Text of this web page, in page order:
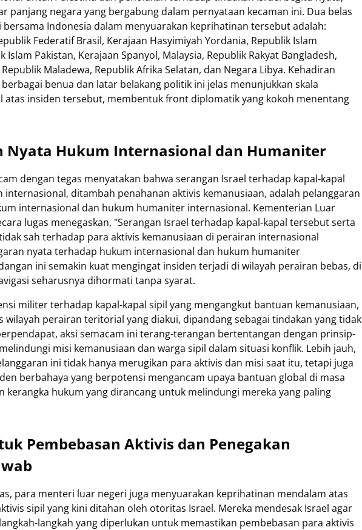
panjang negara yang bergabung dalam pernyataan kecaman ini. Dua belas
Indonesia dalam menyuarakan keprihatinan tersebut adalah:
Federatif Brasil, Kerajaan Hasyimiyah Yordania, Republik Islam
Islam Pakistan, Kerajaan Spanyol, Malaysia, Republik Rakyat Bangladesh,
Maladewa, Republik Afrika Selatan, dan Negara Libya. Kehadiran
benua dan latar belakang politik ini jelas menunjukkan skala
atas insiden tersebut, membentuk front diplomatik yang kokoh menentang
Nyata Hukum Internasional dan Humaniter
dengan tegas menyatakan bahwa serangan Israel terhadap kapal-kapal
ditambah penahanan aktivis kemanusiaan, adalah pelanggaran
internasional dan hukum humaniter internasional. Kementerian Luar
lugas menegaskan, "Serangan Israel terhadap kapal-kapal tersebut serta
sah terhadap para aktivis kemanusiaan di perairan internasional
nyata terhadap hukum internasional dan hukum humaniter
ini semakin kuat mengingat insiden terjadi di wilayah perairan bebas, di
seharusnya dihormati tanpa syarat.
militer terhadap kapal-kapal sipil yang mengangkut bantuan kemanusiaan,
wilayah perairan teritorial yang diakui, dipandang sebagai tindakan yang tidak
aksi semacam ini terang-terangan bertentangan dengan prinsip-
misi kemanusiaan dan warga sipil dalam situasi konflik. Lebih jauh,
ini tidak hanya merugikan para aktivis dan misi saat itu, tetapi juga
berbahaya yang berpotensi mengancam upaya bantuan global di masa
kerangka hukum yang dirancang untuk melindungi mereka yang paling
Pembebasan Aktivis dan Penegakan
para menteri luar negeri juga menyuarakan keprihatinan mendalam atas
sipil yang kini ditahan oleh otoritas Israel. Mereka mendesak Israel agar
langkah yang diperlukan untuk memastikan pembebasan para aktivis